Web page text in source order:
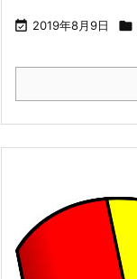
 2019年8月9日 